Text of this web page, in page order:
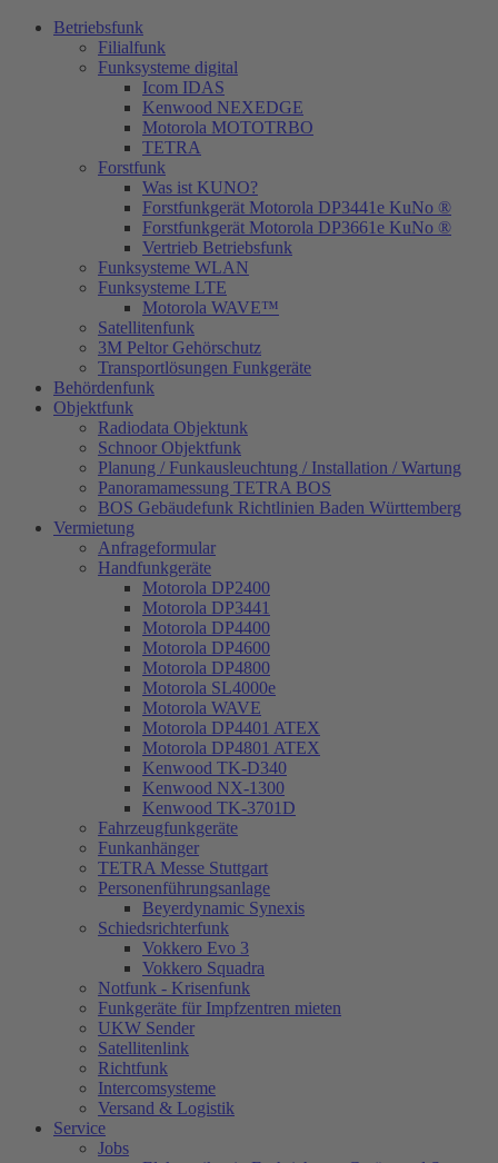
Betriebsfunk
Filialfunk
Funksysteme digital
Icom IDAS
Kenwood NEXEDGE
Motorola MOTOTRBO
TETRA
Forstfunk
Was ist KUNO?
Forstfunkgerät Motorola DP3441e KuNo ®
Forstfunkgerät Motorola DP3661e KuNo ®
Vertrieb Betriebsfunk
Funksysteme WLAN
Funksysteme LTE
Motorola WAVE™
Satellitenfunk
3M Peltor Gehörschutz
Transportlösungen Funkgeräte
Behördenfunk
Objektfunk
Radiodata Objektunk
Schnoor Objektfunk
Planung / Funkausleuchtung / Installation / Wartung
Panoramamessung TETRA BOS
BOS Gebäudefunk Richtlinien Baden Württemberg
Vermietung
Anfrageformular
Handfunkgeräte
Motorola DP2400
Motorola DP3441
Motorola DP4400
Motorola DP4600
Motorola DP4800
Motorola SL4000e
Motorola WAVE
Motorola DP4401 ATEX
Motorola DP4801 ATEX
Kenwood TK-D340
Kenwood NX-1300
Kenwood TK-3701D
Fahrzeugfunkgeräte
Funkanhänger
TETRA Messe Stuttgart
Personenführungsanlage
Beyerdynamic Synexis
Schiedsrichterfunk
Vokkero Evo 3
Vokkero Squadra
Notfunk - Krisenfunk
Funkgeräte für Impfzentren mieten
UKW Sender
Satellitenlink
Richtfunk
Intercomsysteme
Versand & Logistik
Service
Jobs